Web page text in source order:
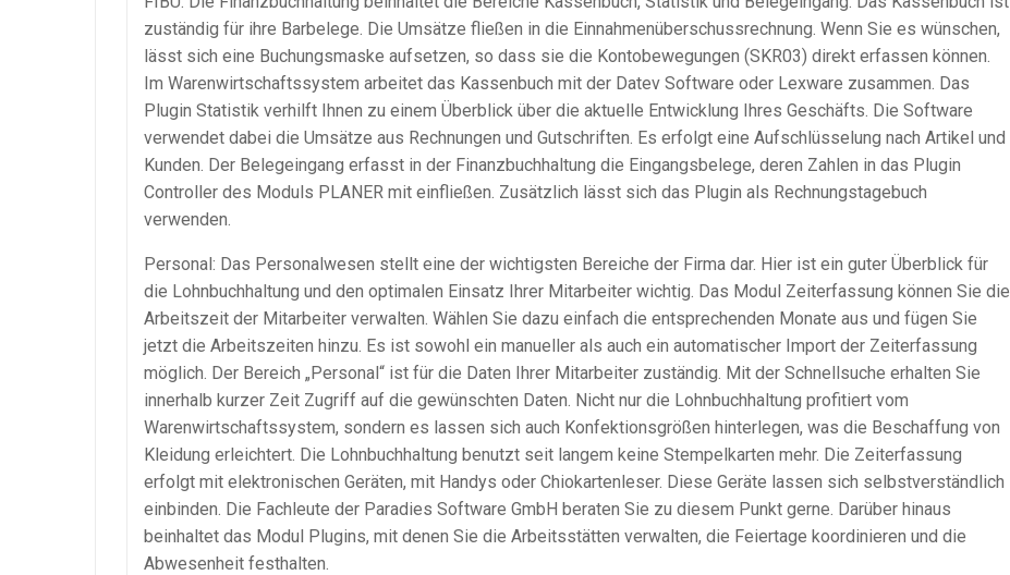
zuständig für ihre Barbelege. Die Umsätze fließen in die Einnahmenüberschussrechnung. Wenn Sie es wünschen,
lässt sich eine Buchungsmaske aufsetzen, so dass sie die Kontobewegungen (SKR03) direkt erfassen können.
Im Warenwirtschaftssystem arbeitet das Kassenbuch mit der Datev Software oder Lexware zusammen. Das
Plugin Statistik verhilft Ihnen zu einem Überblick über die aktuelle Entwicklung Ihres Geschäfts. Die Software
verwendet dabei die Umsätze aus Rechnungen und Gutschriften. Es erfolgt eine Aufschlüsselung nach Artikel und
Kunden. Der Belegeingang erfasst in der Finanzbuchhaltung die Eingangsbelege, deren Zahlen in das Plugin
Controller des Moduls PLANER mit einfließen. Zusätzlich lässt sich das Plugin als Rechnungstagebuch
verwenden.
Personal: Das Personalwesen stellt eine der wichtigsten Bereiche der Firma dar. Hier ist ein guter Überblick für
die Lohnbuchhaltung und den optimalen Einsatz Ihrer Mitarbeiter wichtig. Das Modul Zeiterfassung können Sie die
Arbeitszeit der Mitarbeiter verwalten. Wählen Sie dazu einfach die entsprechenden Monate aus und fügen Sie
jetzt die Arbeitszeiten hinzu. Es ist sowohl ein manueller als auch ein automatischer Import der Zeiterfassung
möglich. Der Bereich „Personal“ ist für die Daten Ihrer Mitarbeiter zuständig. Mit der Schnellsuche erhalten Sie
innerhalb kurzer Zeit Zugriff auf die gewünschten Daten. Nicht nur die Lohnbuchhaltung profitiert vom
Warenwirtschaftssystem, sondern es lassen sich auch Konfektionsgrößen hinterlegen, was die Beschaffung von
Kleidung erleichtert. Die Lohnbuchhaltung benutzt seit langem keine Stempelkarten mehr. Die Zeiterfassung
erfolgt mit elektronischen Geräten, mit Handys oder Chiokartenleser. Diese Geräte lassen sich selbstverständlich
einbinden. Die Fachleute der Paradies Software GmbH beraten Sie zu diesem Punkt gerne. Darüber hinaus
beinhaltet das Modul Plugins, mit denen Sie die Arbeitsstätten verwalten, die Feiertage koordinieren und die
Abwesenheit festhalten.